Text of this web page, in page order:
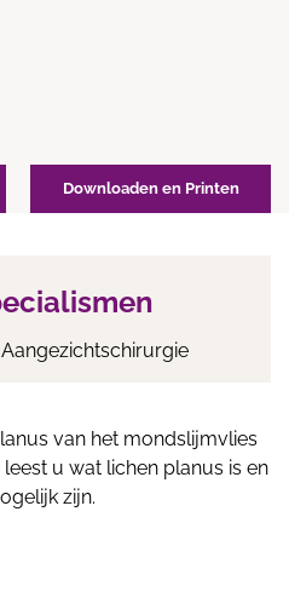
Downloaden en Printen
van het mondslijmvlies
u wat lichen planus is en
zijn.